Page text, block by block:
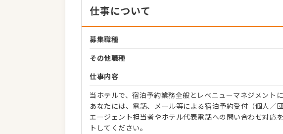
仕事について
募集職種
その他職種
仕事内容
当ホテルで、宿泊予約業務全般とレベニューマネジメント
あなたには、電話、メール等による宿泊予約受付（個人／
エージェント担当者やホテル代表電話への問い合わせ対応
トしてください。